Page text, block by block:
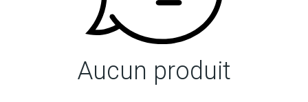
Aucun produit